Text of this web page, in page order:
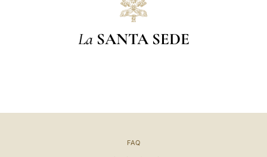
La SANTA SEDE
FAQ